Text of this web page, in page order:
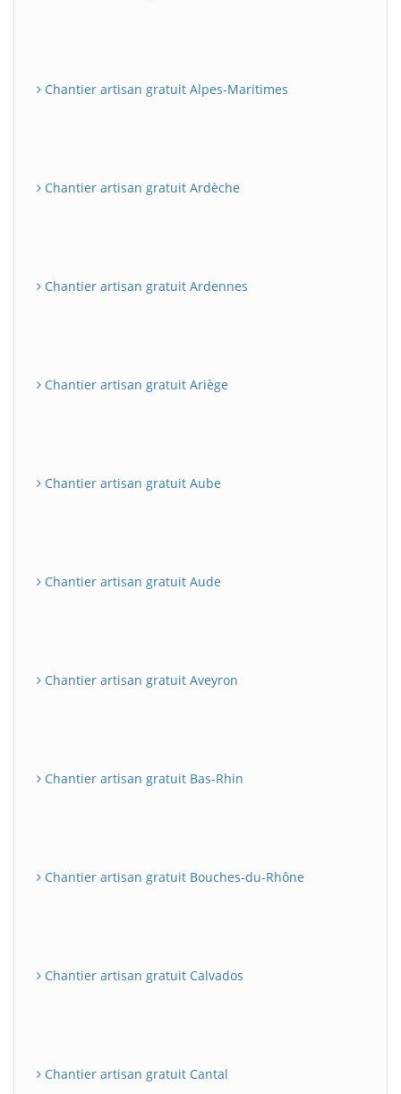
Chantier artisan gratuit Alpes-Maritimes
Chantier artisan gratuit Ardèche
Chantier artisan gratuit Ardennes
Chantier artisan gratuit Ariège
Chantier artisan gratuit Aube
Chantier artisan gratuit Aude
Chantier artisan gratuit Aveyron
Chantier artisan gratuit Bas-Rhin
Chantier artisan gratuit Bouches-du-Rhône
Chantier artisan gratuit Calvados
Chantier artisan gratuit Cantal